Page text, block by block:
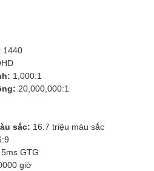
1440
1,000:1
20,000,000:1
sắc: 16.7 triệu màu sắc
5ms GTG
giờ